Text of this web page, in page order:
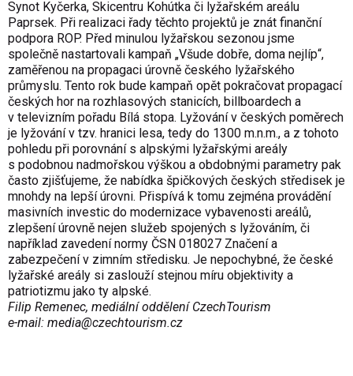
Synot Kyčerka, Skicentru Kohútka či lyžařském areálu
Paprsek. Při realizaci řady těchto projektů je znát finanční
podpora ROP. Před minulou lyžařskou sezonou jsme
společně nastartovali kampaň „Všude dobře, doma nejlíp“,
zaměřenou na propagaci úrovně českého lyžařského
průmyslu. Tento rok bude kampaň opět pokračovat propagací
českých hor na rozhlasových stanicích, billboardech a
v televizním pořadu Bílá stopa. Lyžování v českých poměrech
je lyžování v tzv. hranici lesa, tedy do 1300 m.n.m., a z tohoto
pohledu při porovnání s alpskými lyžařskými areály
s podobnou nadmořskou výškou a obdobnými parametry pak
často zjišťujeme, že nabídka špičkových českých středisek je
mnohdy na lepší úrovni. Přispívá k tomu zejména provádění
masivních investic do modernizace vybavenosti areálů,
zlepšení úrovně nejen služeb spojených s lyžováním, či
například zavedení normy ČSN 018027 Značení a
zabezpečení v zimním středisku. Je nepochybné, že české
lyžařské areály si zaslouží stejnou míru objektivity a
patriotizmu jako ty alpské.
Filip Remenec, mediální oddělení CzechTourism
e-mail: media@czechtourism.cz